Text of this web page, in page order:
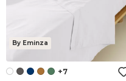
By Eminza
+7